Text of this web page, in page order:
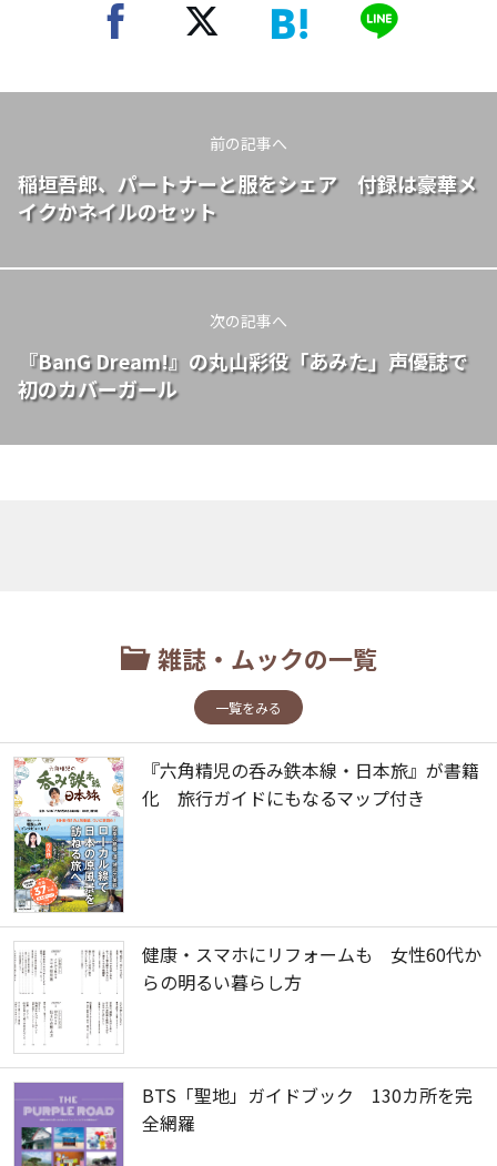
前の記事へ
稲垣吾郎、パートナーと服をシェア 付録は豪華メ
イクかネイルのセット
次の記事へ
『BanG Dream!』の丸山彩役「あみた」声優誌で
初のカバーガール
雑誌・ムックの一覧
一覧をみる
『六角精児の呑み鉄本線・日本旅』が書籍
化 旅行ガイドにもなるマップ付き
健康・スマホにリフォームも 女性60代か
らの明るい暮らし方
BTS「聖地」ガイドブック 130カ所を完
全網羅